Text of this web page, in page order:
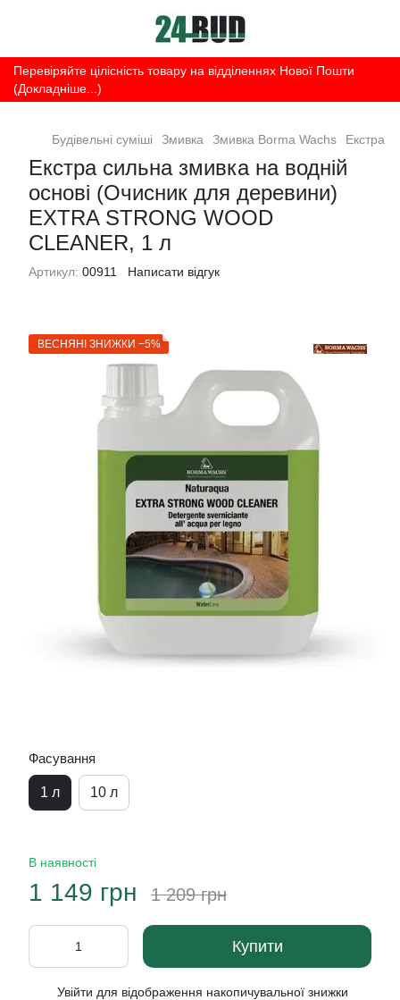
Перевіряйте цілісність товару на відділеннях Нової Пошти
(Докладніше...)
Будівельні суміші Змивка Змивка Borma Wachs Екстра
Екстра сильна змивка на водній
основі (Очисник для деревини)
EXTRA STRONG WOOD
CLEANER, 1 л
Артикул: 00911 Написати відгук
ВЕСНЯНІ ЗНИЖКИ −5%
Фасування
1 л 10 л
В наявності
1 149 грн 1 209 грн
Купити
Увійти для відображення накопичувальної знижки